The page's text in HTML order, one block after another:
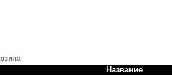
Название